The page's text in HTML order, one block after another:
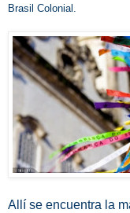
Brasil Colonial.
Allí se encuentra la